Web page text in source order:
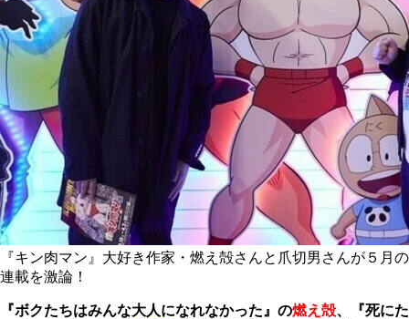
『キン肉マン』大好き作家・燃え殻さんと爪切男さんが５月の
連載を激論！
『ボクたちはみんな大人になれなかった』の燃え殻、
『死にた